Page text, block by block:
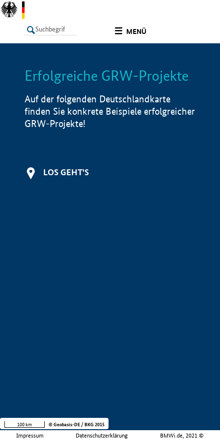
MENÜ
LISTE Info
Erfolgreiche GRW-Projekte
Auf der folgenden Deutschlandkarte
finden Sie konkrete Beispiele erfolgreicher
GRW-Projekte!
LOS GEHT'S
Impressum Datenschutzerklärung BMWi.de, 2021 ©
100 km © Geobasis-DE / BKG 2015